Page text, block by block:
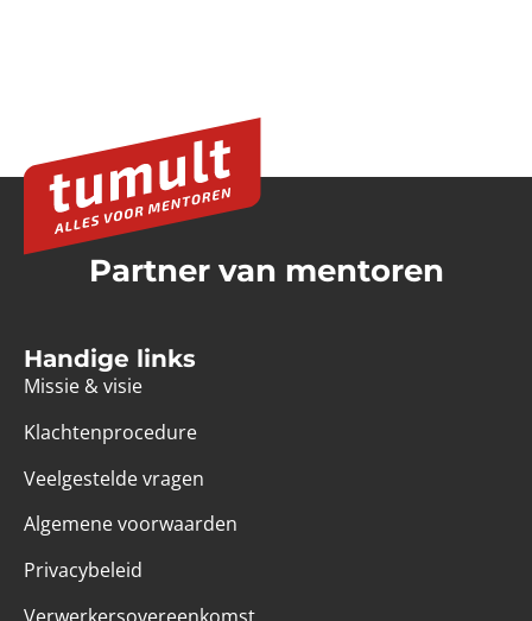
Partner van mentoren
Handige links
Missie & visie
Klachtenprocedure
Veelgestelde vragen
Algemene voorwaarden
Privacybeleid